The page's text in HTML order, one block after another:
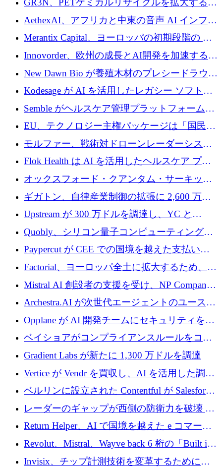
上げ
を構築
GR3N、PETケミカルリサイクルを拡大するた
めにシリーズBで1,550万ユーロを調達
AethexAI、アフリカと中東の音声 AI インフラ
ストラクチャを構築するために 300 万ドルを
Merantix Capital、ヨーロッパの初期段階の AI
スタートアップ向けに 1 億 300 万ユーロのフ
ァンドを立ち上げる
Innovorder、欧州の成長とAI開発を加速するた
めに2,000万ユーロを確保
New Dawn Bio が養殖木材のプレシードラウン
ドで 210 万ユーロを調達
Kodesage が AI を活用したレガシー ソフトウ
ェアの最新化のために 660 万ドルを調達
Semble がヘルスケア管理プラットフォームを
拡大するためにシリーズ C で 3,000 万ポンド
を調達
EU、テクノロジー主権パッケージは「国民の
保護」に関するものだと発言
モルファー、戦術対ドローンレーダーシステ
ムを最前線に近づけるために150万ユーロを調
Flok Health は AI を活用したヘルスケア プラ
ットフォームの成長に 1,250 万ドルを投資
オックスフォード・クアンタム・サーキット
が「成人向け」2億6,000万ポンドの資金調達
ラウンドを獲得
ギガトン、自律産業制御の拡張に 2,600 万ド
ルを調達
Upstream が 300 万ドルを調達し、YC と
Xavier Niel が支援する共同 AI 受信箱を立ち上
げる
Quobly、シリコン量子コンピューティングの
商用化のためにシリーズ A で 1 億 1,500 万ユ
ーロを調達
Paypercut が CEE での国境を越えた支払いを
拡大するために 500 万ユーロを確保
Factorial、ヨーロッパ全土に拡大するため、25
億ドルの評価額で1億5,000万ドルのシリーズD
Mistral AI 創設者の支援を受け、NP Company
がエンジニアリング向け AI を推進するために
600 万ユーロのプレシードを確保
Archestra.AI が次世代エージェントのユースケ
ースを実現するために 1,000 万ドルを調達
Opplane が AI 開発チームにセキュリティをも
たらすために 450 万ユーロを調達
ベイショアがコンプライアンスルールをコー
ド化するために800万ドルを調達
Gradient Labs が新たに 1,300 万ドルを調達
Vertice が Vendr を買収し、AI を活用した調達
インテリジェンス プラットフォームを構築
ベルリンに設立された Contentful が Salesforce
に買収される
レーダーのギャップが西側の防衛力を破壊 —
そしてベルリンのチップスタートアップがそ
れを埋める
Return Helper、AI で国境を越えた e コマース
の返品を利益に変えるシリーズ A で 400 万ド
ルを調達
Revolut、Mistral、Wayve back 6 桁の「Built in
Europe」キャンペーン
Invisix、チップ計測技術を変革するために